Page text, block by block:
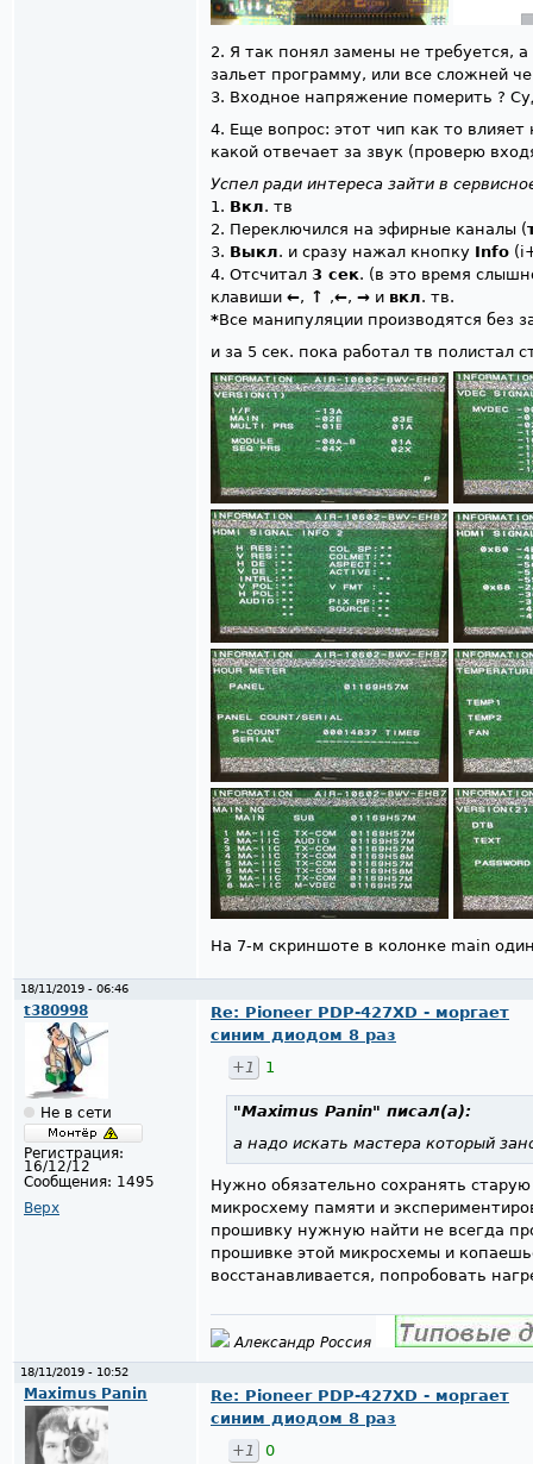
2. Я так понял замены не требуется,
зальет программу, или все сложней
3. Входное напряжение померить ?
4. Еще вопрос: этот чип как то
какой отвечает за звук (проверю
Успел ради интереса зайти в
1. Вкл. тв
2. Переключился на эфирные каналы (
3. Выкл. и сразу нажал кнопку Info
4. Отсчитал 3 сек. (в это время
клавиши ←, ↑ ,←, → и вкл. тв.
*Все манипуляции производятся без
и за 5 сек. пока работал тв полистал
На 7-м скриншоте в колонке main
18/11/2019 - 06:46
t380998
Не в сети
Регистрация:
16/12/12
Сообщения: 1495
Верх
Re: Pioneer PDP-427XD - моргает
синим диодом 8 раз
+1
1
"Maximus Panin" писал(а):
а надо искать мастера который
Нужно обязательно сохранять
микросхему памяти и
прошивку нужную найти не всегда
прошивке этой микросхемы и
восстанавливается, попробовать
Александр Россия
18/11/2019 - 10:52
Maximus Panin
Re: Pioneer PDP-427XD - моргает
синим диодом 8 раз
+1
0